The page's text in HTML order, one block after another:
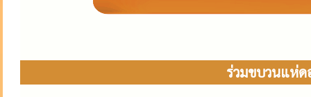
ร่วมขบวนแห่ด